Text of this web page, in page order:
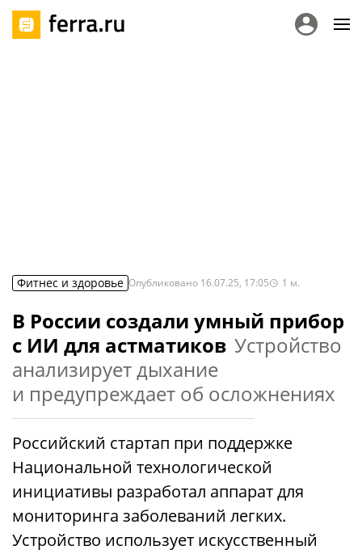
Фитнес и здоровье Опубликовано 16.07.25, 17:05 1 м.
В России создали умный прибор
с ИИ для астматиков Устройство
анализирует дыхание
и предупреждает об осложнениях
Российский стартап при поддержке
Национальной технологической
инициативы разработал аппарат для
мониторинга заболеваний легких.
Устройство использует искусственный